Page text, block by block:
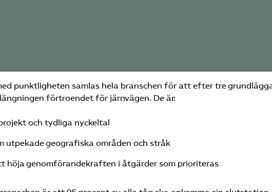
punktligheten samlas hela branschen för att efter tre
förtroendet för järnvägen. De är:
och tydliga nyckeltal
geografiska områden och stråk
höja genomförandekraften i åtgärder som prioriteras